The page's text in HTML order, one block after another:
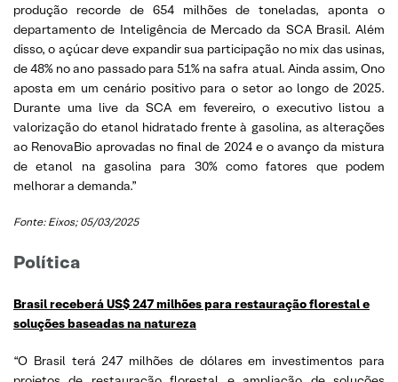
produção recorde de 654 milhões de toneladas, aponta o
departamento de Inteligência de Mercado da SCA Brasil. Além
disso, o açúcar deve expandir sua participação no mix das usinas,
de 48% no ano passado para 51% na safra atual. Ainda assim, Ono
aposta em um cenário positivo para o setor ao longo de 2025.
Durante uma live da SCA em fevereiro, o executivo listou a
valorização do etanol hidratado frente à gasolina, as alterações
ao RenovaBio aprovadas no final de 2024 e o avanço da mistura
de etanol na gasolina para 30% como fatores que podem
melhorar a demanda.”
Fonte: Eixos; 05/03/2025
Política
Brasil receberá US$ 247 milhões para restauração florestal e
soluções baseadas na natureza
“O Brasil terá 247 milhões de dólares em investimentos para